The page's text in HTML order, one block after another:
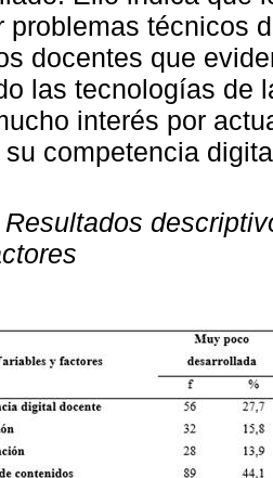
problemas técnicos
docentes que
las tecnologías de
interés por
su competencia
Resultados